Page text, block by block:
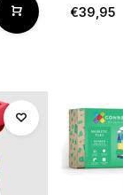
€39,95